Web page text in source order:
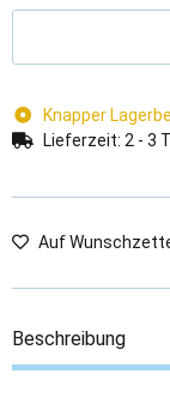
Knapper
Lieferzeit: 2 - 3
Auf
Beschreibung